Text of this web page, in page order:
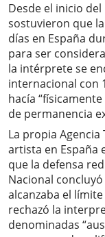
Desde el inicio
sostuvieron que
días en España
para ser
la intérprete se
internacional con
hacía
de permanencia
La propia
artista en España
que la defensa
Nacional
alcanzaba el
rechazó la
denominadas